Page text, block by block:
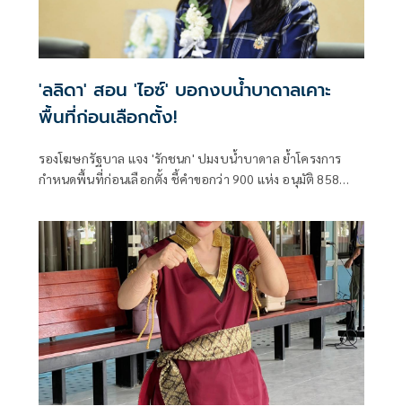
'ลลิดา' สอน 'ไอซ์' บอกงบน้ำบาดาลเคาะ
พื้นที่ก่อนเลือกตั้ง!
รองโฆษกรัฐบาล แจง 'รักชนก' ปมงบน้ำบาดาล ย้ำโครงการ
กำหนดพื้นที่ก่อนเลือกตั้ง ชี้คำขอกว่า 900 แห่ง อนุมัติ 858